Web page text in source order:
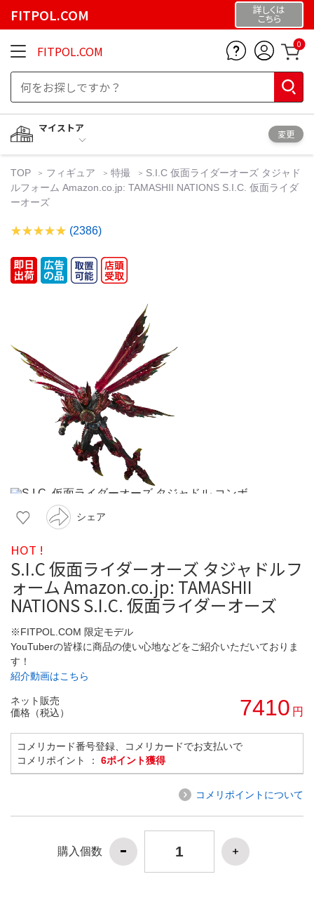
FITPOL.COM 詳しくは
こちら
FITPOL.COM 0
マイストア
変更
TOP フィギュア 特撮
S.I.C 仮面ライダーオーズ タジャド
ルフォーム Amazon.co.jp: TAMASHII NATIONS S.I.C. 仮面ライダ
ーオーズ
(2386)
シェア
HOT !
S.I.C 仮面ライダーオーズ タジャドルフ
ォーム Amazon.co.jp: TAMASHII
NATIONS S.I.C. 仮面ライダーオーズ
※FITPOL.COM 限定モデル
YouTuberの皆様に商品の使い心地などをご紹介いただいておりま
す！
紹介動画はこちら
ネット販売
価格（税込）
7410 円
コメリカード番号登録、コメリカードでお支払いで
コメリポイント ： 6ポイント獲得
コメリポイントについて
購入個数